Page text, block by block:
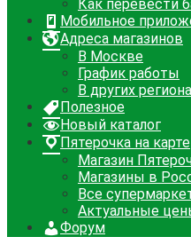
Как перевести
Мобильное
Адреса магазинов
В Москве
График работы
В других
Полезное
Новый каталог
Пятерочка на карте
Магазин
Магазины в
Все
Актуальные
Форум